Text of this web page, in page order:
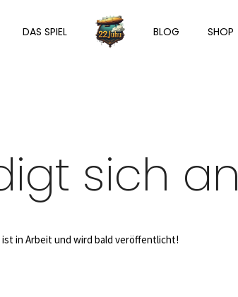
DAS SPIEL BLOG SHOP
sich an
in Arbeit und wird bald veröffentlicht!